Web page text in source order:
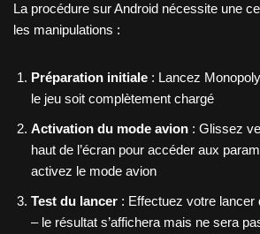
La procédure sur Android nécessite une
les manipulations :
Préparation initiale : Lancez
le jeu soit complètement chargé
Activation du mode avion : Glissez
haut de l’écran pour accéder aux
activez le mode avion
Test du lancer : Effectuez votre lancer
– le résultat s’affichera mais ne sera